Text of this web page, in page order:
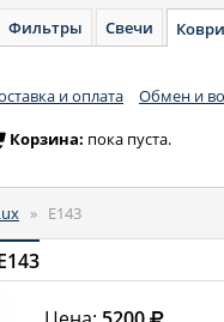
Фильтры Свечи
и оплата Обмен и
Корзина: пока пуста.
» E143